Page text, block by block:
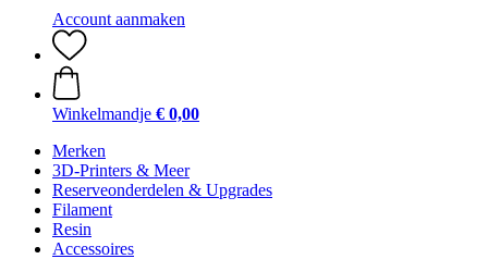
Account aanmaken
Winkelmandje € 0,00
Merken
3D-Printers & Meer
Reserveonderdelen & Upgrades
Filament
Resin
Accessoires